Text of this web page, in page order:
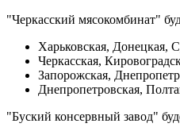
"Черкасский мясокомбинат"
Харьковская, Донецкая,
Черкасская,
Запорожская,
Днепропетровская,
"Буский консервный завод"